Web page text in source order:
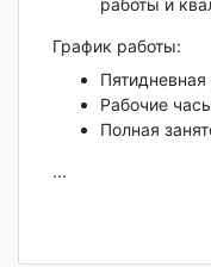
работы и
График работы:
Рабочие
Полная
...